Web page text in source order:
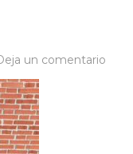
un comentario